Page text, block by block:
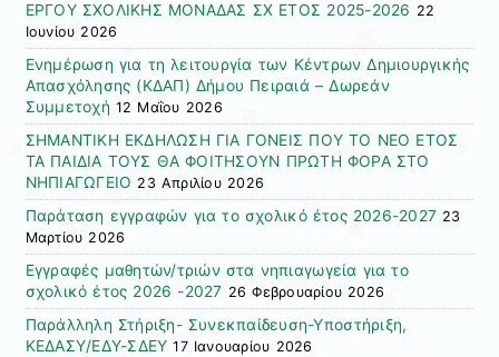
ΕΡΓΟΥ ΣΧΟΛΙΚΗΣ ΜΟΝΑΔΑΣ ΣΧ ΕΤΟΣ 2025-2026 22
Ιουνίου 2026
Ενημέρωση για τη λειτουργία των Κέντρων Δημιουργικής
Απασχόλησης (ΚΔΑΠ) Δήμου Πειραιά – Δωρεάν
Συμμετοχή 12 Μαΐου 2026
ΣΗΜΑΝΤΙΚΗ ΕΚΔΗΛΩΣΗ ΓΙΑ ΓΟΝΕΙΣ ΠΟΥ ΤΟ ΝΕΟ ΕΤΟΣ
ΤΑ ΠΑΙΔΙΑ ΤΟΥΣ ΘΑ ΦΟΙΤΗΣΟΥΝ ΠΡΩΤΗ ΦΟΡΑ ΣΤΟ
ΝΗΠΙΑΓΩΓΕΙΟ 23 Απριλίου 2026
Παράταση εγγραφών για το σχολικό έτος 2026-2027 23
Μαρτίου 2026
Εγγραφές μαθητών/τριών στα νηπιαγωγεία για το
σχολικό έτος 2026 -2027 26 Φεβρουαρίου 2026
Παράλληλη Στήριξη- Συνεκπαίδευση-Υποστήριξη,
ΚΕΔΑΣΥ/ΕΔΥ-ΣΔΕΥ 17 Ιανουαρίου 2026